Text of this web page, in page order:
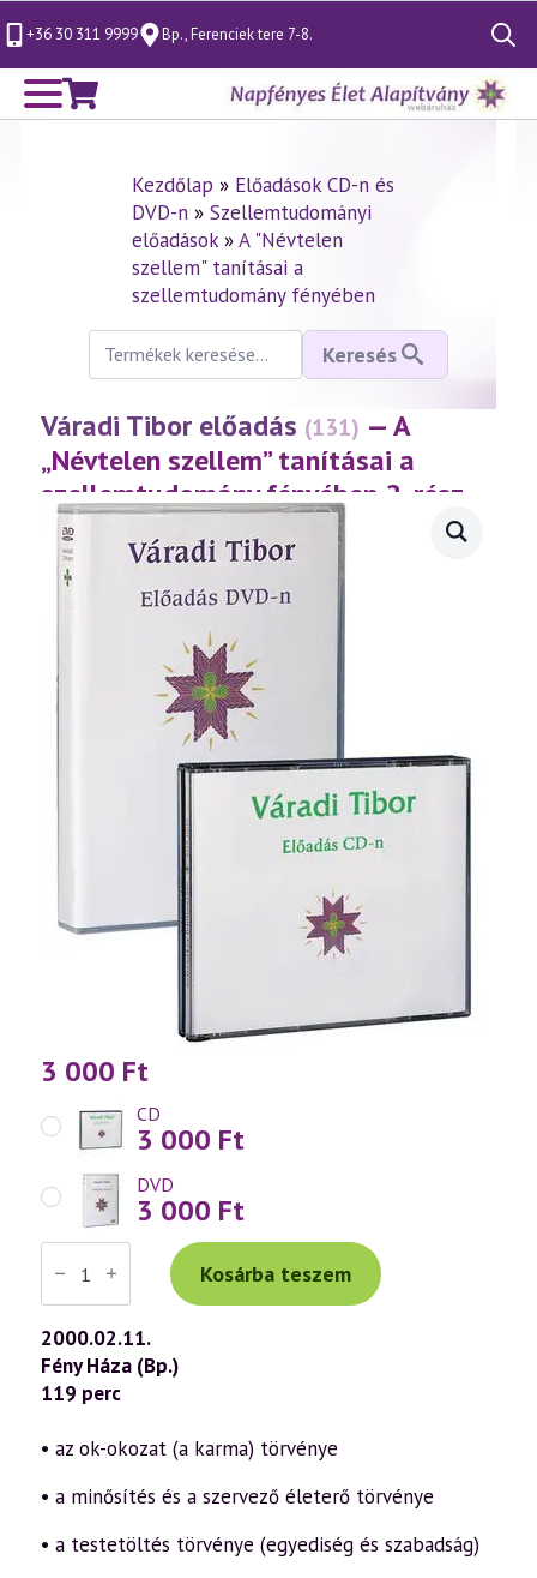
+36 30 311 9999 Bp., Ferenciek tere 7-8.
Search
for:
Kezdőlap » Előadások CD-n és
DVD-n» Szellemtudományi
előadások»A "Névtelen
szellem" tanításai a
szellemtudomány fényében
Keresés
következőre:
Keresés
Váradi Tibor előadás (131) — A
„Névtelen szellem” tanításai a
szellemtudomány fényében 2. rész
(2000.02.11.)
3 000 Ft
CD
3 000 Ft
DVD
3 000 Ft
Váradi
Tibor
előadás
(131)
—
A
„Névtelen
szellem”
tanításai
szellemtudomány
fényében
rész
mennyiség
Kosárba teszem
2000.02.11.
Fény Háza (Bp.)
119 perc
• az ok-okozat (a karma) törvénye
• a minősítés és a szervező életerő törvénye
• a testetöltés törvénye (egyediség és szabadság)